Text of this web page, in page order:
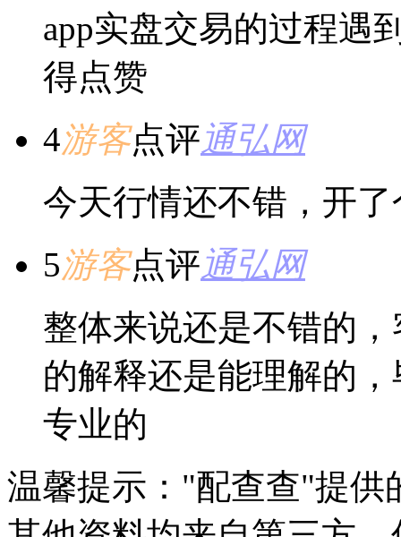
app实盘交易的过程遇
得点赞
4游客点评通弘网
今天行情还不错，开
5游客点评通弘网
整体来说还是不错的
的解释还是能理解的
专业的
温馨提示："配查查"提供